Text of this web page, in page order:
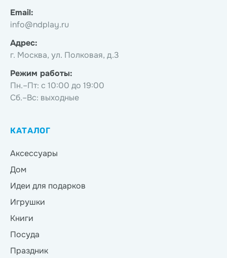
Email:
info@ndplay.ru
Адрес:
г. Москва, ул. Полковая, д.3
Режим работы:
Пн.–Пт: с 10:00 до 19:00
Сб.–Вс: выходные
КАТАЛОГ
Аксессуары
Дом
Идеи для подарков
Игрушки
Книги
Посуда
Праздник